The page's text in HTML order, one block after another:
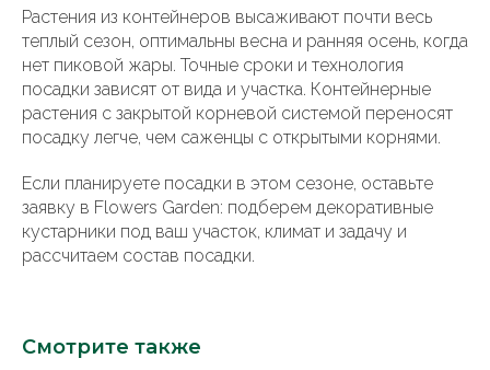
Растения из контейнеров высаживают почти весь
теплый сезон, оптимальны весна и ранняя осень, когда
нет пиковой жары. Точные сроки и технология
посадки зависят от вида и участка. Контейнерные
растения с закрытой корневой системой переносят
посадку легче, чем саженцы с открытыми корнями.
Если планируете посадки в этом сезоне, оставьте
заявку в Flowers Garden: подберем декоративные
кустарники под ваш участок, климат и задачу и
рассчитаем состав посадки.
Смотрите также